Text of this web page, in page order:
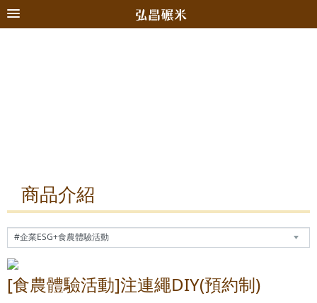
商品介紹
[食農體驗活動]注連繩DIY(預約制)